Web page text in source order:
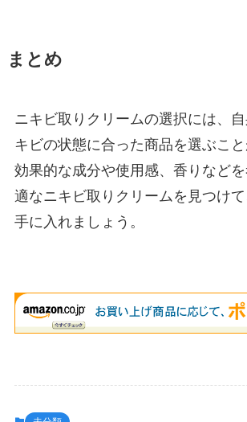
まとめ
ニキビ取りクリームの選択には、
キビの状態に合った商品を選ぶこと
効果的な成分や使用感、香りなど
適なニキビ取りクリームを見つけ
手に入れましょう。